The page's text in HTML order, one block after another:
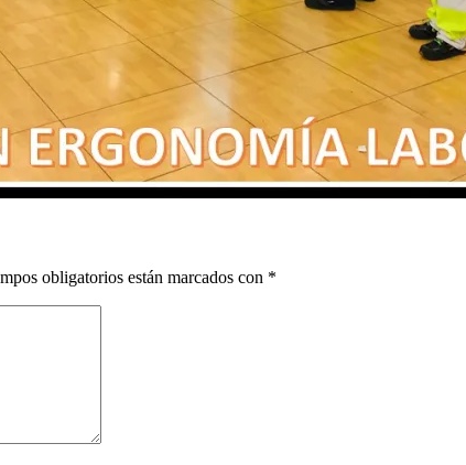
obligatorios están marcados con *